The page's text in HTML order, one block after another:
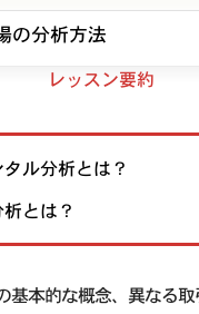
の分析方法
レッスン要約
ル分析とは？
とは？
基本的な概念、異なる取